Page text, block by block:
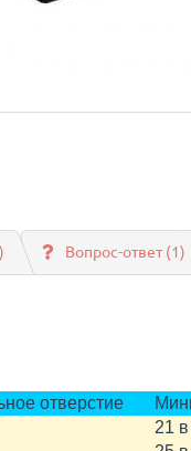
Вопрос-ответ(1)
отверстие
21